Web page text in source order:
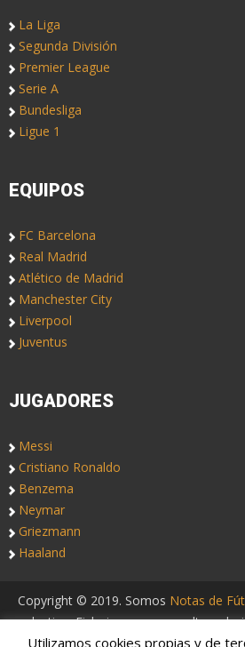
La Liga
Segunda División
Premier League
Serie A
Bundesliga
Ligue 1
EQUIPOS
FC Barcelona
Real Madrid
Atlético de Madrid
Manchester City
Liverpool
Juventus
JUGADORES
Messi
Cristiano Ronaldo
Benzema
Neymar
Griezmann
Haaland
Copyright © 2019. Somos Notas de
colectivo. Fichajes, rumores, altas y
Utilizamos cookies propias y de